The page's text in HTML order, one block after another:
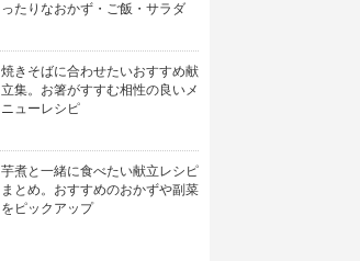
ったりなおかず・ご飯・サラダ
焼きそばに合わせたいおすすめ献
立集。お箸がすすむ相性の良いメ
ニューレシピ
芋煮と一緒に食べたい献立レシピ
まとめ。おすすめのおかずや副菜
をピックアップ